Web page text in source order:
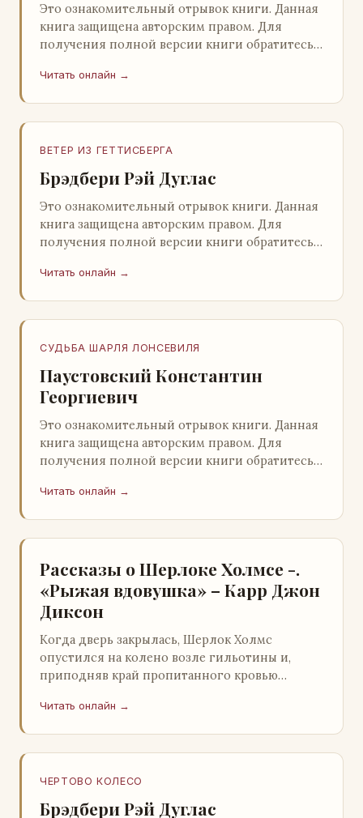
Это ознакомительный отрывок книги. Данная
книга защищена авторским правом. Для
получения полной версии книги обратитесь к
легального ко…
Читать онлайн →
ВЕТЕР ИЗ ГЕТТИСБЕРГА
Брэдбери Рэй Дуглас
Это ознакомительный отрывок книги. Данная
книга защищена авторским правом. Для
получения полной версии книги обратитесь к
легального ко…
Читать онлайн →
СУДЬБА ШАРЛЯ ЛОНСЕВИЛЯ
Паустовский Константин
Георгиевич
Это ознакомительный отрывок книги. Данная
книга защищена авторским правом. Для
получения полной версии книги обратитесь к
легального ко…
Читать онлайн →
Рассказы о Шерлоке Холмсе -.
«Рыжая вдовушка» – Карр Джон
Диксон
Когда дверь закрылась, Шерлок Холмс
опустился на колено возле гильотины и,
приподняв край пропитанного кровью
скрывался под ним…
Читать онлайн →
ЧЕРТОВО КОЛЕСО
Брэдбери Рэй Дуглас